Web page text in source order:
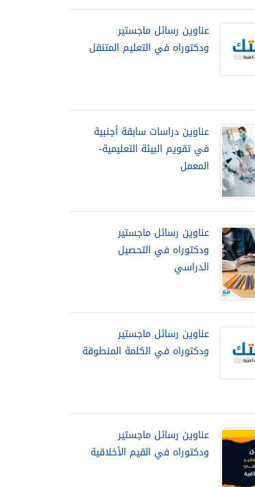
عناوين رسائل ماجستير
ودكتوراه في التعليم المتنقل
عناوين دراسات سابقة أجنبية
في تقويم البيئة التعليمية-
المعمل
عناوين رسائل ماجستير
ودكتوراه في التحصيل
الدراسي
عناوين رسائل ماجستير
ودكتوراه في الكلمة المنطوقة
عناوين رسائل ماجستير
ودكتوراه في القيم الأخلاقية